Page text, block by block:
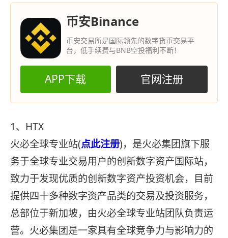
币安Binance
币安交易所是国际领先的数字货币交易平
台，低手续费与BNB空投福利不断！
APP下载 官网注册
1、HTX
火必全球专业站(点此注册)，是火必集团旗下服
务于全球专业交易用户的创新数字资产国际站，
致力于发现优质的创新数字资产投资机会，目前
提供四十多种数字资产品类的交易及投资服务，
总部位于新加坡，由火必全球专业站团队负责运
营。火必集团是一家具有全球竞争力与影响力的